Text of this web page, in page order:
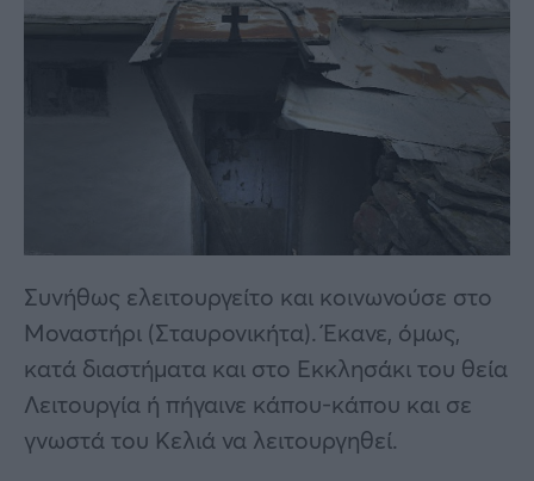
Συνήθως ελειτουργείτο και κοινωνούσε στο
Μοναστήρι (Σταυρονικήτα). Έκανε, όμως,
κατά διαστήματα και στο Εκκλησάκι του θεία
Λειτουργία ή πήγαινε κάπου-κάπου και σε
γνωστά του Κελιά να λειτουργηθεί.